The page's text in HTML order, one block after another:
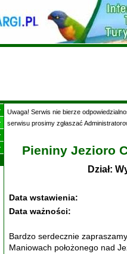
Uwaga! Serwis nie bierze
serwisu prosimy zgłaszać
Pieniny Jezioro
Dział:
Data wstawienia:
Data ważności:
Bardzo serdecznie
Maniowach położonego nad